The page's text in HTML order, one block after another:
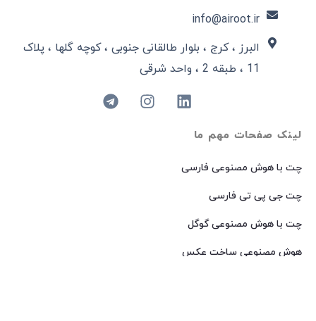
لینک صفحات مهم ما
چت با هوش مصنوعی فارسی
چت جی پی تی فارسی
چت با هوش مصنوعی گوگل
هوش مصنوعی ساخت عکس
info@airoot.ir
البرز ، کرج ، بلوار طالقانی جنوبی ، کوچه گلها ، پلاک
11 ، طبقه 2 ، واحد شرقی